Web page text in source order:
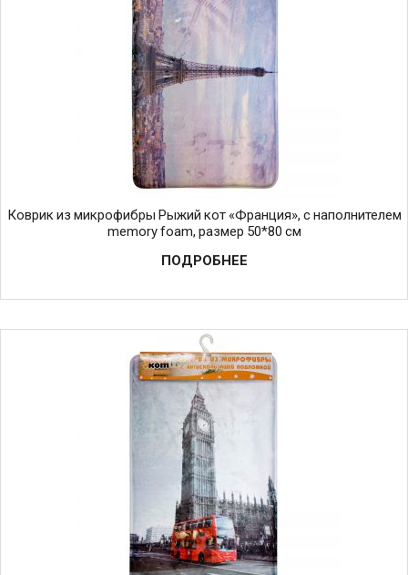
Коврик из микрофибры Рыжий кот «Франция», с наполнителем
memory foam, размер 50*80 см
ПОДРОБНЕЕ